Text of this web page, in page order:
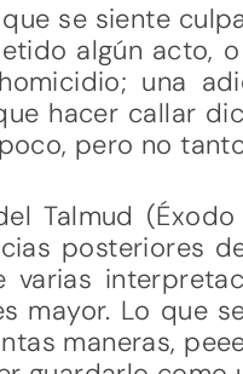
se siente
algún acto,
una
hacer callar
pero no
Talmud
posteriores
mayor. Lo que
maneras,